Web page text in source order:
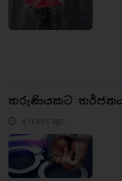
තරුණියකට
4 hours ago